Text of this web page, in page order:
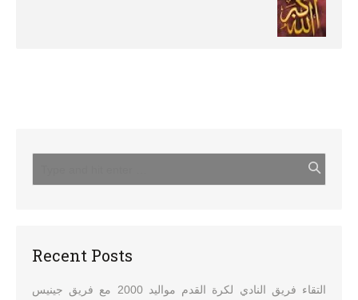
Recent Posts
التقاء فريق النادي لكرة القدم مواليد 2000 مع فريق جينيس